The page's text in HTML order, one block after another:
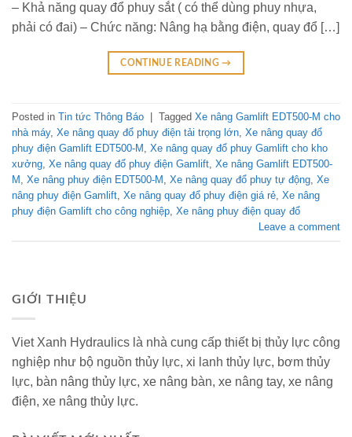
– Khả năng quay đổ phuy sắt ( có thể dùng phuy nhựa,
phải có đai) – Chức năng: Nâng hạ bằng điện, quay đổ […]
CONTINUE READING→
Posted in Tin tức Thông Báo | Tagged Xe nâng Gamlift EDT500-M cho
nhà máy, Xe nâng quay đổ phuy điện tải trọng lớn Xe nâng quay đổ
phuy điện Gamlift EDT500-M Xe nâng quay đổ phuy Gamlift cho kho
xưởng Xe nâng quay đổ phuy điện Gamlift Xe nâng Gamlift EDT500-
M Xe nâng phuy điện EDT500-M Xe nâng quay đổ phuy tự động Xe
nâng phuy điện Gamlift Xe nâng quay đổ phuy điện giá rẻ Xe nâng
phuy điện Gamlift cho công nghiệp Xe nâng phuy điện quay đổ
Leave a comment
GIỚI THIỆU
Viet Xanh Hydraulics là nhà cung cấp thiết bị thủy lực công
nghiệp như bộ nguồn thủy lực, xi lanh thủy lực, bơm thủy
lực, bàn nâng thủy lực, xe nâng bàn, xe nâng tay, xe nâng
điện, xe nâng thủy lực.